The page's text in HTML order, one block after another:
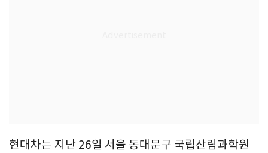
현대차는 지난 26일 서울 동대문구 국립산림과학원